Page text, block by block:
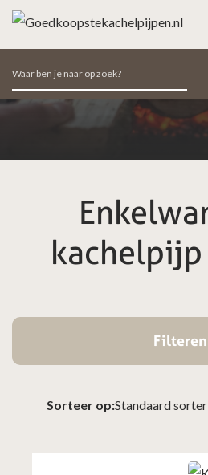
Zoeken
naar:
Filteren
Sorteer op: